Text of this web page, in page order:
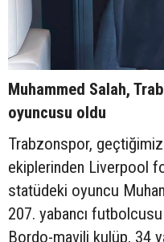
Muhammed Salah,
oyuncusu oldu
Trabzonspor,
ekiplerinden Liverpool
statüdeki oyuncu
207. yabancı
Bordo-mavili kulüp, 34